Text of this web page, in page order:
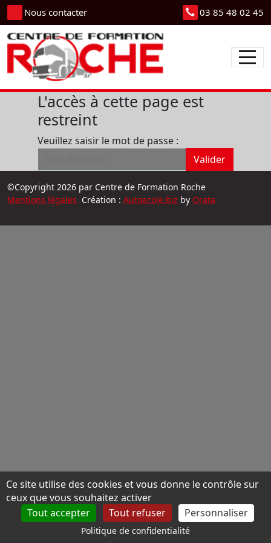
Panneau de gestion des cookies
Ce site utilise des cookies et vous donne le contrôle sur
ceux que vous souhaitez activer
Tout accepter
Tout refuser Personnaliser
Politique de confidentialité
Nous contacter 03 85 48 02 45
L'accès à cette page est
restreint
Veuillez saisir le mot de passe :
Valider
©Copyright 2026 par Centre de Formation Roche
Mentions légales Création : Autoecole.biz by Orata